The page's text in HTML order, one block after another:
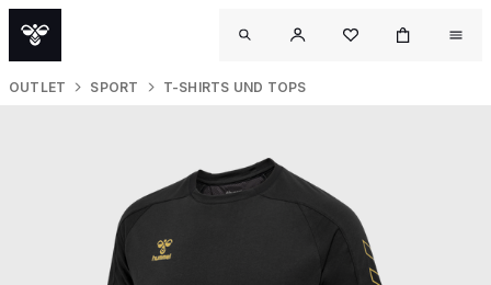
OUTLET SPORT T-SHIRTS UND TOPS